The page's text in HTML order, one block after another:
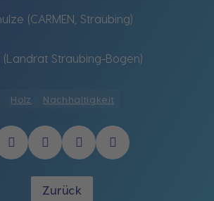
(CARMEN, Straubing)
(Landrat Straubing-Bogen)
Holz Nachhaltigkeit
Zurück